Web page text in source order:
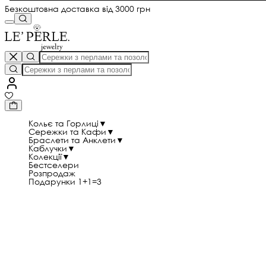
Безкоштовна доставка від 3000 грн
Кольє та Горлиці ▼
Сережки та Кафи ▼
Браслети та Анклети ▼
Каблучки ▼
Колекції▼
Бестселери
Розпродаж
Подарунки 1+1=3